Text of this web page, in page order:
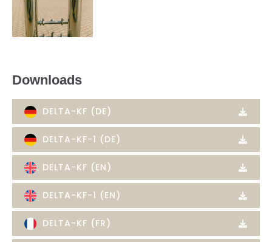
Downloads
DELTA-KF (DE)
DELTA-KF-1 (DE)
DELTA-KF (EN)
DELTA-KF-1 (EN)
DELTA-KF (FR)